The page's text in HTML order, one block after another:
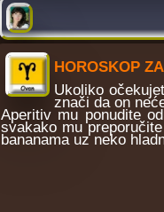
HOROSKOP
Ukoliko
znači da on
Aperitiv mu ponudite
svakako mu
bananama uz neko